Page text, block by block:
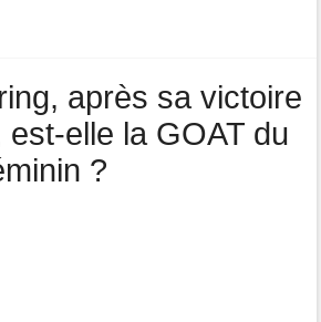
après sa victoire
est-elle la GOAT du
?